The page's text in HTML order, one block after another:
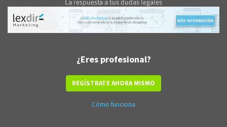
¿Eres profesional?
REGÍSTRATE AHORA MISMO
Cómo funciona